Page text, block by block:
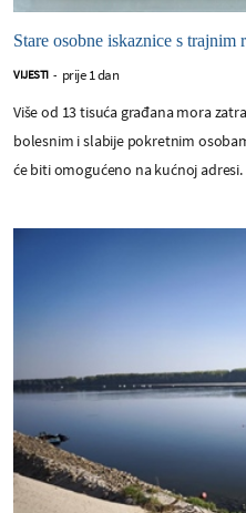
Stare osobne iskaznice s trajnim
VIJESTI - prije 1 dan
Više od 13 tisuća građana mora
bolesnim i slabije pokretnim
će biti omogućeno na kućnoj adresi.